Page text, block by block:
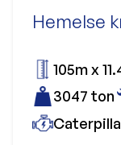
Hemelse
105m x
3047 ton